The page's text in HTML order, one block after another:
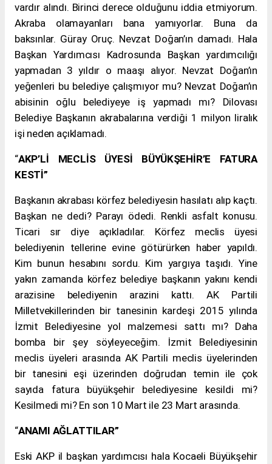
vardır alındı. Birinci derece olduğunu iddia etmiyorum.
Akraba olamayanları bana yamıyorlar. Buna da
baksınlar. Güray Oruç. Nevzat Doğan’ın damadı. Hala
Başkan Yardımcısı Kadrosunda Başkan yardımcılığı
yapmadan 3 yıldır o maaşı alıyor. Nevzat Doğan’ın
yeğenleri bu belediye çalışmıyor mu? Nevzat Doğan’ın
abisinin oğlu belediyeye iş yapmadı mı? Dilovası
Belediye Başkanın akrabalarına verdiği 1 milyon liralık
işi neden açıklamadı.
“AKP’Lİ MECLİS ÜYESİ BÜYÜKŞEHİR’E FATURA
KESTİ”
Başkanın akrabası körfez belediyesin hasılatı alıp kaçtı.
Başkan ne dedi? Parayı ödedi. Renkli asfalt konusu.
Ticari sır diye açıkladılar. Körfez meclis üyesi
belediyenin tellerine evine götürürken haber yapıldı.
Kim bunun hesabını sordu. Kim yargıya taşıdı. Yine
yakın zamanda körfez belediye başkanın yakını kendi
arazisine belediyenin arazini kattı. AK Partili
Milletvekillerinden bir tanesinin kardeşi 2015 yılında
İzmit Belediyesine yol malzemesi sattı mı? Daha
bomba bir şey söyleyeceğim. İzmit Belediyesinin
meclis üyeleri arasında AK Partili meclis üyelerinden
bir tanesini eşi üzerinden doğrudan temin ile çok
sayıda fatura büyükşehir belediyesine kesildi mi?
Kesilmedi mi? En son 10 Mart ile 23 Mart arasında.
“ANAMI AĞLATTILAR”
Eski AKP il başkan yardımcısı hala Kocaeli Büyükşehir